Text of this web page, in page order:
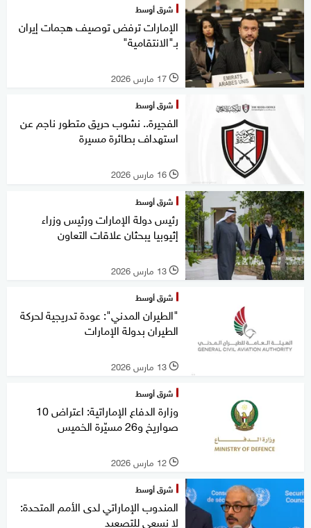
شرق أوسط
الإمارات ترفض توصيف هجمات إيران
بـ"الانتقامية"
l 17 مارس 2026
شرق أوسط
الفجيرة.. نشوب حريق متطور ناجم عن
استهداف بطائرة مسيرة
l 16 مارس 2026
شرق أوسط
رئيس دولة الإمارات ورئيس وزراء
إثيوبيا يبحثان علاقات التعاون
l 13 مارس 2026
شرق أوسط
"الطيران المدني": عودة تدريجية لحركة
الطيران بدولة الإمارات
l 13 مارس 2026
شرق أوسط
وزارة الدفاع الإماراتية: اعتراض 10
صواريخ و26 مسيّرة الخميس
l 12 مارس 2026
شرق أوسط
المندوب الإماراتي لدى الأمم المتحدة:
لا نسعى للتصعيد